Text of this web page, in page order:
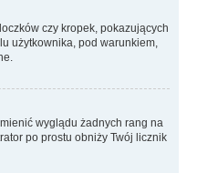
czy kropek, pokazujących
użytkownika, pod warunkiem,
wyglądu żadnych rang na
po prostu obniży Twój licznik